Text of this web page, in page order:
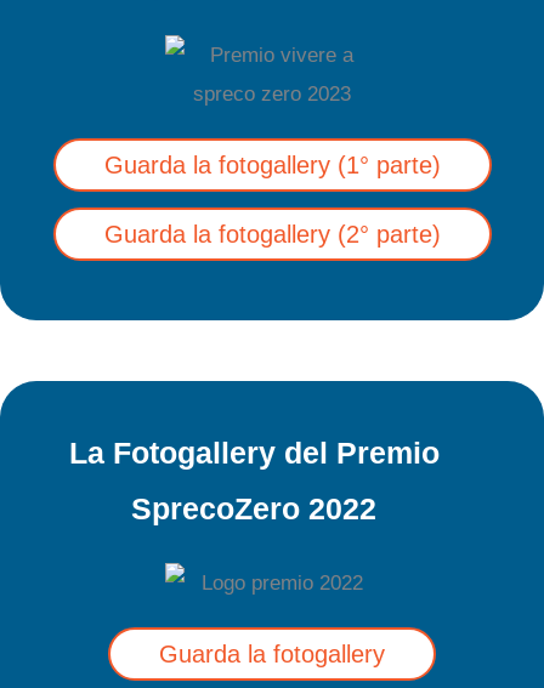
Guarda la fotogallery (1° parte)
Guarda la fotogallery (2° parte)
La Fotogallery del Premio
SprecoZero 2022
Guarda la fotogallery